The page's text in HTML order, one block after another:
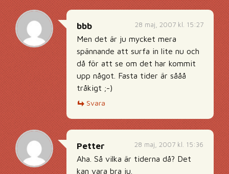
28 maj, 2007 kl. 15:27
bbb
Men det är ju mycket mera
spännande att surfa in lite nu och
då för att se om det har kommit
upp något. Fasta tider är sååå
tråkigt ;-)
Svara
28 maj, 2007 kl. 15:36
Petter
Aha. Så vilka är tiderna då? Det
kan vara bra ju.